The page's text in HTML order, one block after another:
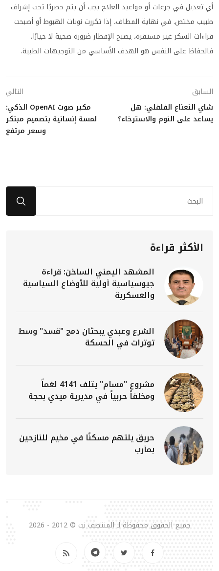
أي تعديل في جرعات أو مواعيد العلاج يجب أن يتم حصريًا تحت إشراف
طبيب مختص. في نهاية المطاف، إذا تكررت نوبات الهبوط أو أصبحت
قراءات السكر غير مستقرة، يصبح الإفطار ضرورة صحية لا خيارًا،
فالحفاظ على النفس هو الهدف الأساسي من التوجيهات الطبية.
السابق
شاي النعناع الفلفلي: هل
يساعد على النوم والاسترخاء؟
التالي
مكبر صوت OpenAI الذكي:
لمسة إنسانية بتصميم مبتكر
وسعر مرتفع
الأكثر قراءة
المشهد اليمني الساخن: قراءة
جيوسياسية أولية للأوضاع السياسية
والعسكرية
الشرع وعبدي يبحثان دمج "قسد" وسط
توترات في الحسكة
مشروع "مسام" يتلف 4141 لغماً
ومخلفاً حربياً في مديرية ميدي بحجة
حريق يلتهم مسكنًا في مخيم للنازحين
بمأرب
جميع الحقوق محفوظة لـ المنتصف نت © 2012 - 2026